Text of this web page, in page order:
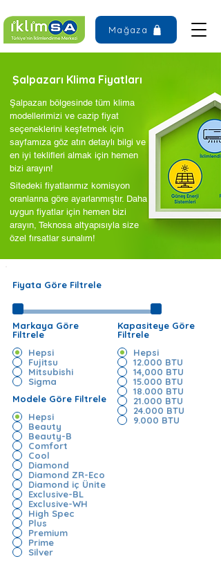
Mağaza
Şalpazarı Klima Fiyatları
Şalpazarı bölgesinde tüm klima
modellerimizi ve cazip fiyat
seçeneklerini keşfetmek için
sayfamıza göz atın detaylı bilgi ve
en iyi teklifleri almak için hemen
bizi arayın!
Sitedeki fiyatlarımız komisyon
oranlarına göre ayarlanmıştır. Daha
uygun fiyatlar için hemen bizi
arayın, Teknosa altyapısıyla size
özel fırsatlar sunalım!
Fiyata Göre Filtrele
Markaya Göre
Filtrele
Hepsi
Fujitsu
Mitsubishi
Sigma
Modele Göre Filtrele
Hepsi
Beauty
Beauty-B
Comfort
Cool
Diamond
Diamond ZR-Eco
Diamond iç Ünite
Exclusive-BL
Exclusive-WH
High Spec
Plus
Premium
Prime
Silver
Kapasiteye Göre
Filtrele
Hepsi
12.000 BTU
14,000 BTU
15.000 BTU
18.000 BTU
21.000 BTU
24.000 BTU
9.000 BTU